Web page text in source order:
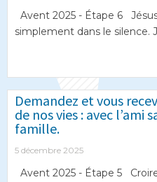
Avent 2025 - Étape 6
simplement dans le silence.
Demandez et vous
de nos vies : avec l’ami
famille.
5 décembre 2025
Avent 2025 - Étape 5